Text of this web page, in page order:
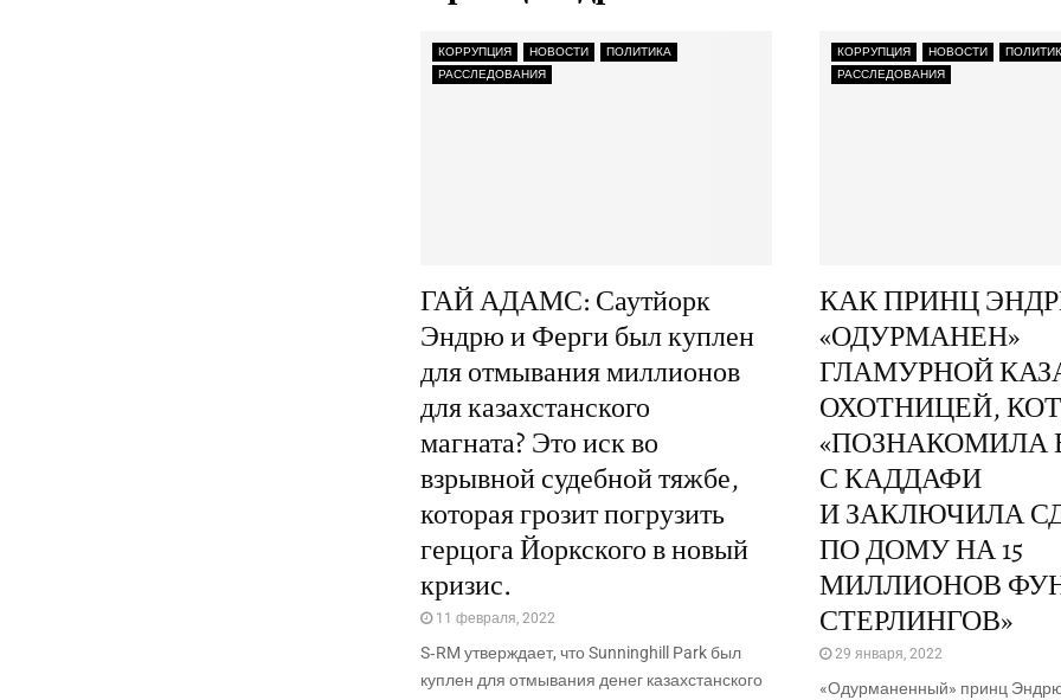
КОРРУПЦИЯ НОВОСТИ
ПОЛИТИКА
РАССЛЕДОВАНИЯ
ГАЙ АДАМС: Саутйорк
Эндрю и Ферги был куплен
для отмывания миллионов
для казахстанского
магната? Это иск во
взрывной судебной тяжбе,
которая грозит погрузить
герцога Йоркского в новый
кризис.
11 февраля, 2022
S‑RM утвер­жда­ет, что Sunninghill Park был
куп­лен для отмы­ва­ния денег казах­стан­ско­го
КОРРУПЦИЯ НОВОСТИ
РАССЛЕДОВАНИЯ
КАК ПРИНЦ
«ОДУРМАНЕН»
ГЛАМУРНОЙ
ОХОТНИЦЕЙ,
«ПОЗНАКОМИЛА
С КАДДАФИ
И ЗАКЛЮЧИЛА
ПО ДОМУ НА 15
МИЛЛИОНОВ
СТЕРЛИНГОВ»
29 января, 2022
«Одур­ма­нен­ный» принц